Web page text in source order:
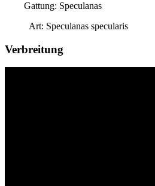
Gattung: Speculanas
Art: Speculanas specularis
Verbreitung